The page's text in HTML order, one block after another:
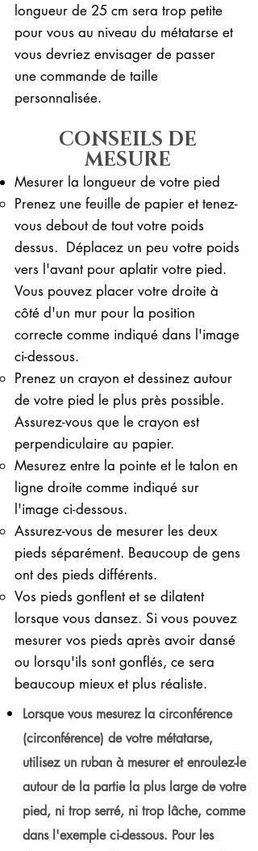
longueur de 25 cm sera trop petite
pour vous au niveau du métatarse et
vous devriez envisager de passer
une commande de taille
personnalisée.
CONSEILS DE
MESURE
Mesurer la longueur de votre pied
Prenez une feuille de papier et tenez-
vous debout de tout votre poids
dessus. ​ Déplacez un peu votre poids
vers l'avant pour aplatir votre pied.
Vous pouvez placer votre droite à
côté d'un mur pour la position
correcte comme indiqué dans l'image
ci-dessous.
Prenez un crayon et dessinez autour
de votre pied le plus près possible.
Assurez-vous que le crayon est
perpendiculaire au papier.
Mesurez entre la pointe et le talon en
ligne droite comme indiqué sur
l'image ci-dessous.
Assurez-vous de mesurer les deux
pieds séparément. Beaucoup de gens
ont des pieds différents.
Vos pieds gonflent et se dilatent
lorsque vous dansez. Si vous pouvez
mesurer vos pieds après avoir dansé
ou lorsqu'ils sont gonflés, ce sera
beaucoup mieux et plus réaliste.
Lorsque vous mesurez la circonférence
(circonférence) de votre métatarse,
utilisez un ruban à mesurer et enroulez-le
autour de la partie la plus large de votre
pied, ni trop serré, ni trop lâche, comme
dans l'exemple ci-dessous. Pour les